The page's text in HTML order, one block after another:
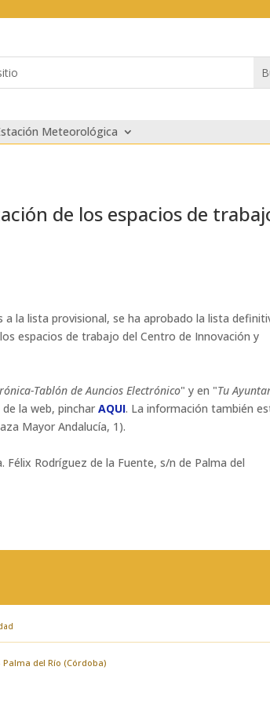
Meteorológica
de los espacios de
la lista provisional, se ha aprobado la lista
espacios de trabajo del Centro de Innovación y
Tablón de Auncios Electrónico" y en "Tu
la web, pincharAQUI. La información también
Mayor Andalucía, 1).
Rodríguez de la Fuente, s/n de Palma del
del Río (Córdoba)